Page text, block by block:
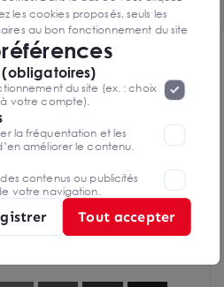
énergétique
de réalisation
les cookies proposés, seuls les
au bon fonctionnement du site
vous pouvez consulter
à caractère
naviguez sur notre site internet, il
des cookies. Vous avez la
ces réglages ne seront
que vous utilisez actuellement
du site (ex. : choix
votre compte).
la fréquentation et les
améliorer le contenu.
contenus ou publicités
votre navigation.
Tout accepter